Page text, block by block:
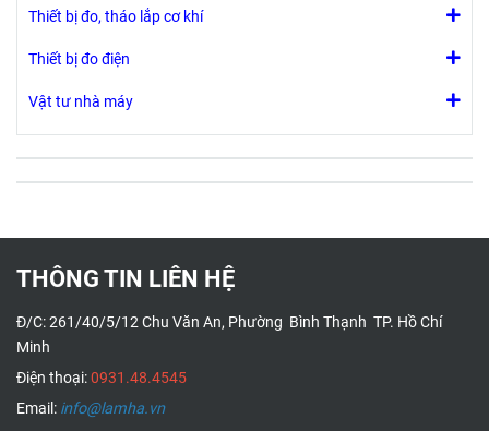
Thiết bị đo, tháo lắp cơ khí
Thiết bị đo điện
Vật tư nhà máy
THÔNG TIN LIÊN HỆ
Đ/C: 261/40/5/12 Chu Văn An, Phường Bình Thạnh TP. Hồ Chí
Minh
Điện thoại:0931.48.4545
Email: info@lamha.vn